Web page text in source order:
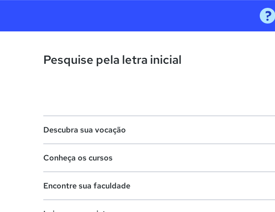
Pesquise pela letra inicial
Descubra sua vocação
Lista de profissões
Conheça os cursos
Encontre sua faculdade